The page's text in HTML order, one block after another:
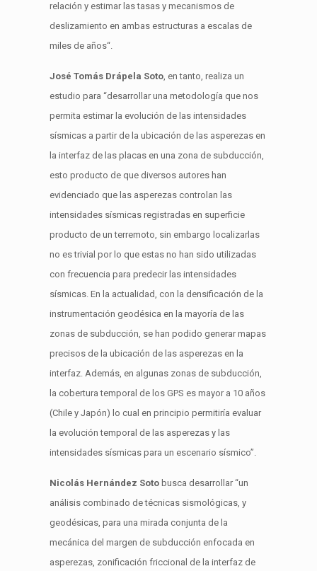
relación y estimar las tasas y mecanismos de
deslizamiento en ambas estructuras a escalas de
miles de años“.
José Tomás Drápela Soto, en tanto, realiza un
estudio para “desarrollar una metodología que nos
permita estimar la evolución de las intensidades
sísmicas a partir de la ubicación de las asperezas en
la interfaz de las placas en una zona de subducción,
esto producto de que diversos autores han
evidenciado que las asperezas controlan las
intensidades sísmicas registradas en superficie
producto de un terremoto, sin embargo localizarlas
no es trivial por lo que estas no han sido utilizadas
con frecuencia para predecir las intensidades
sísmicas. En la actualidad, con la densificación de la
instrumentación geodésica en la mayoría de las
zonas de subducción, se han podido generar mapas
precisos de la ubicación de las asperezas en la
interfaz. Además, en algunas zonas de subducción,
la cobertura temporal de los GPS es mayor a 10 años
(Chile y Japón) lo cual en principio permitiría evaluar
la evolución temporal de las asperezas y las
intensidades sísmicas para un escenario sísmico”.
Nicolás Hernández Sotobusca desarrollar “un
análisis combinado de técnicas sismológicas, y
geodésicas, para una mirada conjunta de la
mecánica del margen de subducción enfocada en
asperezas, zonificación friccional de la interfaz de